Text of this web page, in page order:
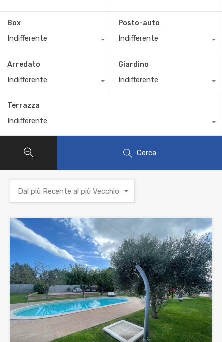
Box
Indifferente
Posto-auto
Indifferente
Arredato
Indifferente
Giardino
Indifferente
Terrazza
Indifferente
Cerca
Dal più Recente al più Vecchio